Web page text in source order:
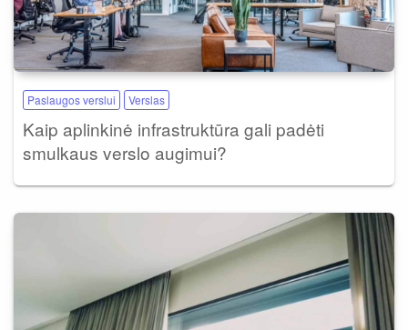
Paslaugos verslui Verslas
Kaip aplinkinė infrastruktūra gali padėti
smulkaus verslo augimui?